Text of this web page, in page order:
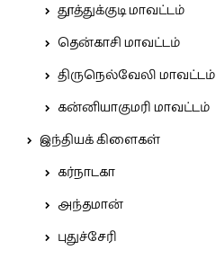
தூத்துக்குடி மாவட்டம்
தென்காசி மாவட்டம்
திருநெல்வேலி மாவட்டம்
கன்னியாகுமரி மாவட்டம்
இந்தியக் கிளைகள்
கர்நாடகா
அந்தமான்
புதுச்சேரி